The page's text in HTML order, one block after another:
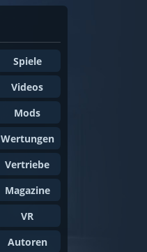
Spiele
Videos
Mods
Wertungen
Vertriebe
Magazine
VR
Autoren